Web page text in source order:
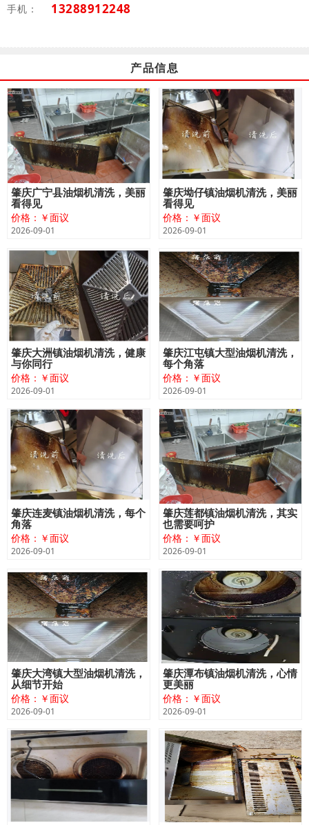
手机： 13288912248
产品信息
肇庆广宁县油烟机清洗，美丽
看得见
价格：￥面议
2026-09-01
肇庆坳仔镇油烟机清洗，美丽
看得见
价格：￥面议
2026-09-01
肇庆大洲镇油烟机清洗，健康
与你同行
价格：￥面议
2026-09-01
肇庆江屯镇大型油烟机清洗，
每个角落
价格：￥面议
2026-09-01
肇庆连麦镇油烟机清洗，每个
角落
价格：￥面议
2026-09-01
肇庆莲都镇油烟机清洗，其实
也需要呵护
价格：￥面议
2026-09-01
肇庆大湾镇大型油烟机清洗，
从细节开始
价格：￥面议
2026-09-01
肇庆潭布镇油烟机清洗，心情
更美丽
价格：￥面议
2026-09-01